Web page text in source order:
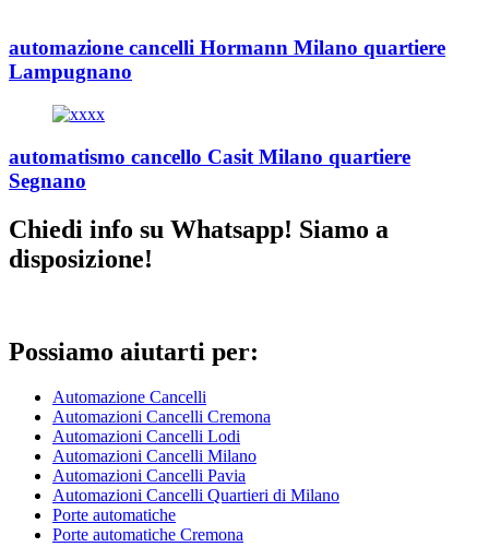
automazione cancelli Hormann Milano quartiere
Lampugnano
automatismo cancello Casit Milano quartiere
Segnano
Chiedi info su Whatsapp! Siamo a
disposizione!
Possiamo aiutarti per:
Automazione Cancelli
Automazioni Cancelli Cremona
Automazioni Cancelli Lodi
Automazioni Cancelli Milano
Automazioni Cancelli Pavia
Automazioni Cancelli Quartieri di Milano
Porte automatiche
Porte automatiche Cremona